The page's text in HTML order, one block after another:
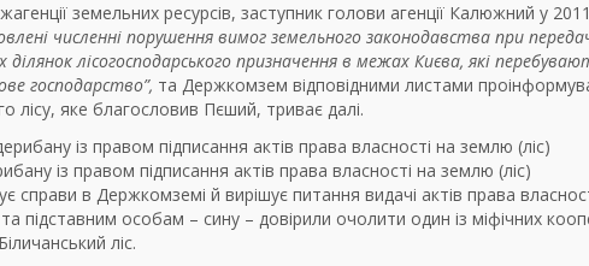
земельних ресурсів, заступник голови агенції Калюжний у 2011
численні порушення вимог земельного законодавства при
лісогосподарського призначення в межах Києва, які
господарство”, та Держкомзем відповідними листами
лісу, яке благословив Пєший, триває далі.
із правом підписання актів права власності на землю (ліс)
справи в Держкомземі й вирішує питання видачі актів права
підставним особам – сину – довірили очолити один із міфічних
ліс.